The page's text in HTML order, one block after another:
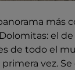
más
el
de todo el
vez.